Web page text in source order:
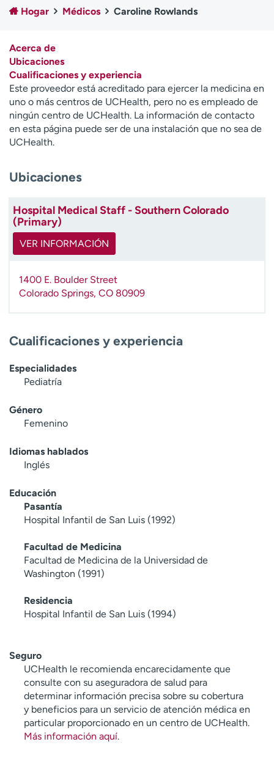
Atención a medios de
comunicación
Contáctenos Noticias e historias
A
y
ú
d
m
e
n
o
Hogar Médicos Caroline Rowlands
Acerca de
Ubicaciones
Cualificaciones y experiencia
Este proveedor está acreditado para ejercer la medicina en
uno o más centros de UCHealth, pero no es empleado de
ningún centro de UCHealth. La información de contacto
en esta página puede ser de una instalación que no sea de
UCHealth.
Ubicaciones
Hospital Medical Staff - Southern Colorado
(Primary)
VER INFORMACIÓN
1400 E. Boulder Street
Colorado Springs, CO 80909
Cualificaciones y experiencia
Especialidades
Pediatría
Género
Femenino
Idiomas hablados
Inglés
Educación
Pasantía
Hospital Infantil de San Luis (1992)
Facultad de Medicina
Facultad de Medicina de la Universidad de
Washington (1991)
Residencia
Hospital Infantil de San Luis (1994)
Seguro
UCHealth le recomienda encarecidamente que
consulte con su aseguradora de salud para
determinar información precisa sobre su cobertura
y beneficios para un servicio de atención médica en
particular proporcionado en un centro de UCHealth.
Más información aquí.